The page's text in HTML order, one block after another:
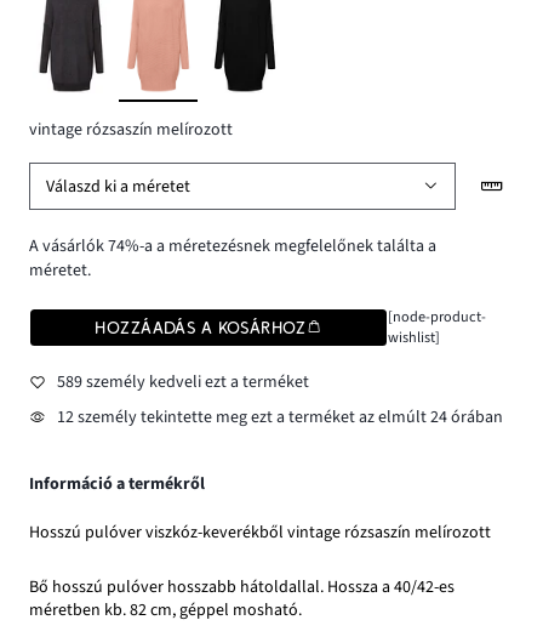
vintage rózsaszín melírozott
Válaszd ki a méretet
A vásárlók 74%-a a méretezésnek megfelelőnek találta a
méretet.
HOZZÁADÁS A KOSÁRHOZ
[node-product-
wishlist]
589 személy kedveli ezt a terméket
12 személy tekintette meg ezt a terméket az elmúlt 24 órában
Információ a termékről
Hosszú pulóver viszkóz-keverékből vintage rózsaszín melírozott
Bő hosszú pulóver hosszabb hátoldallal. Hossza a 40/42-es
méretben kb. 82 cm, géppel mosható.